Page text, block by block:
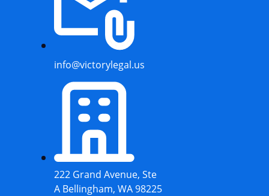
info@victorylegal.us
222 Grand Avenue, Ste
A Bellingham, WA 98225